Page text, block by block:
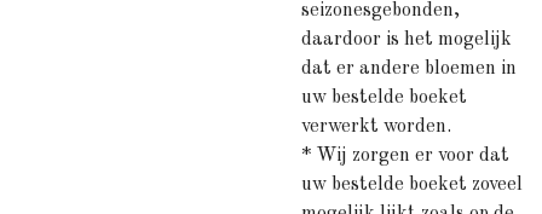
seizonesgebonden,
daardoor is het mogelijk
dat er andere bloemen in
uw bestelde boeket
verwerkt worden.
* Wij zorgen er voor dat
uw bestelde boeket zoveel